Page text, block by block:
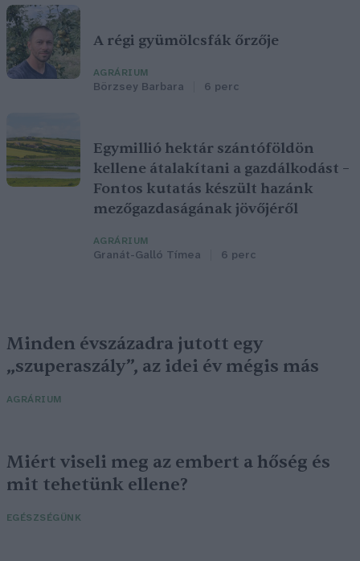
A régi gyümölcsfák őrzője
AGRÁRIUM
Börzsey Barbara 6 perc
Egymillió hektár szántóföldön
kellene átalakítani a gazdálkodást –
Fontos kutatás készült hazánk
mezőgazdaságának jövőjéről
AGRÁRIUM
Granát-Galló Tímea 6 perc
Minden évszázadra jutott egy
„szuperaszály”, az idei év mégis más
AGRÁRIUM
Miért viseli meg az embert a hőség és
mit tehetünk ellene?
EGÉSZSÉGÜNK